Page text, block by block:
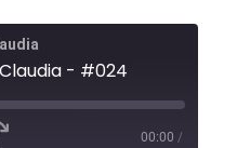
- #024
00:00 /